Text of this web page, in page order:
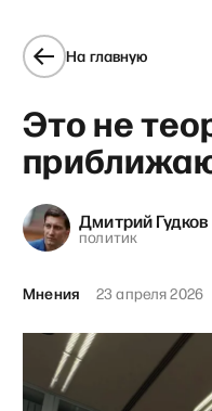
На главную
Это не
Дмитрий Гудков
политик
Мнения 23 апреля 2026
«Диалоги»